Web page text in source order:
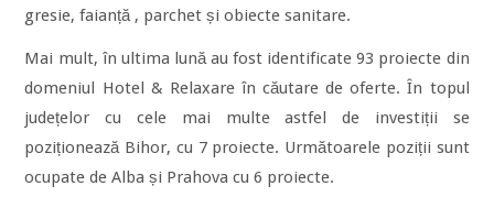
gresie, faianță , parchet și obiecte sanitare.
Mai mult, în ultima lună au fost identificate 93 proiecte din
domeniul Hotel & Relaxare în căutare de oferte. În topul
județelor cu cele mai multe astfel de investiții se
poziționează Bihor, cu 7 proiecte. Următoarele poziții sunt
ocupate de Alba și Prahova cu 6 proiecte.